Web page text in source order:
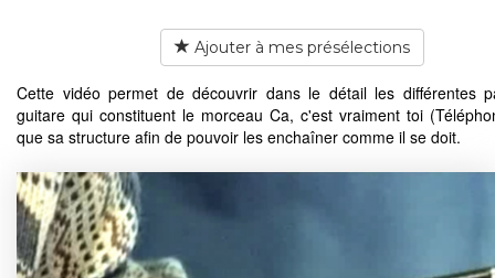
Ajouter à mes présélections
Cette vidéo permet de découvrir dans le détail les différentes
guitare qui constituent le morceau Ca, c'est vraiment toi
que sa structure afin de pouvoir les enchaîner comme il se doit.